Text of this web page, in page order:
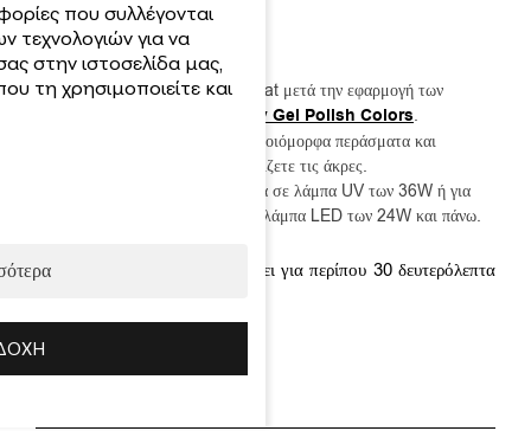
Step BY Step
Εφαρμόζεται ως Top Coat μετά την εφαρμογή των
Infinity Gel Polish Colors.
Εφαρμόστε με λεπτά, ομοιόμορφα περάσματα και
σιγουρευτείτε ότι σφραγίζετε τις άκρες.
Πολυμερίστε για 3 λεπτά σε λάμπα UV των 36W ή για
60-90 δευτερόλεπτα σε λάμπα LED των 24W και πάνω.
Αφήστε το top coat να κρυώσει για περίπου 30 δευτερόλεπτα
Κωδ.:
150.63003
που συλλέγονται
τεχνολογιών για να
στην ιστοσελίδα μας,
τη χρησιμοποιείτε και